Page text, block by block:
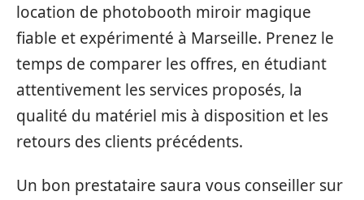
location de photobooth miroir magique
fiable et expérimenté à Marseille. Prenez le
temps de comparer les offres, en étudiant
attentivement les services proposés, la
qualité du matériel mis à disposition et les
retours des clients précédents.
Un bon prestataire saura vous conseiller sur